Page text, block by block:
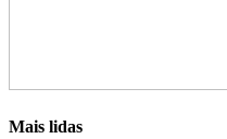
Mais lidas